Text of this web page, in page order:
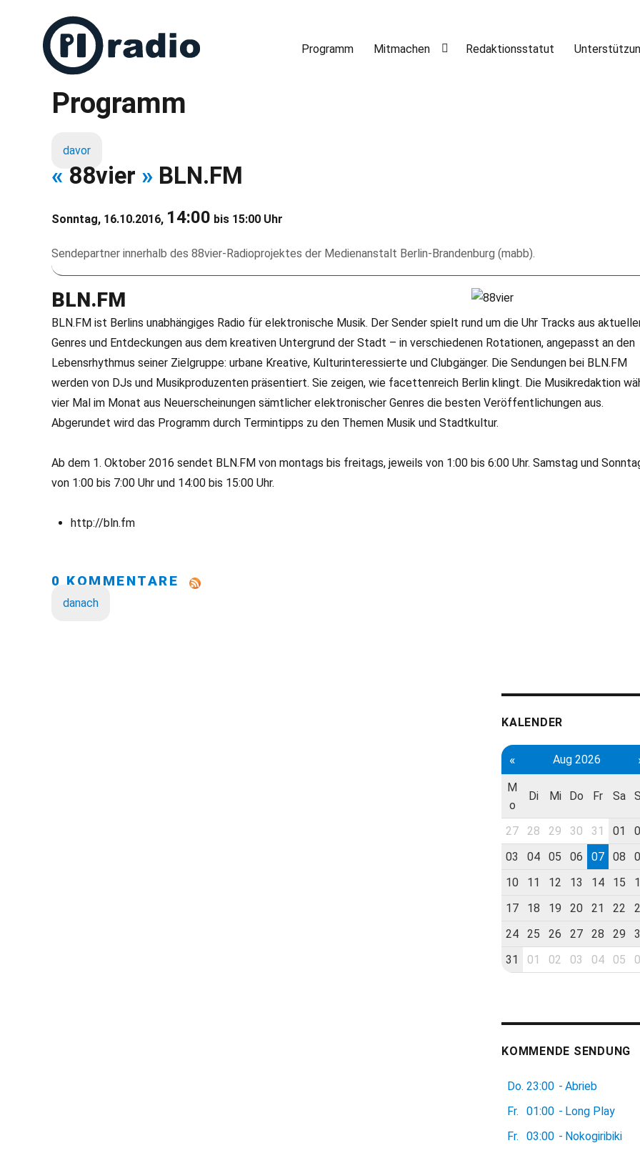
Freies Radio in Berlin
Programm Mitmachen Redaktionsstatut
Programm
davor
« 88vier » BLN.FM
Sonntag, 16.10.2016, 14:00 bis 15:00 Uhr
Sendepartner innerhalb des 88vier-Radioprojektes der Medienanstalt Berlin-Brandenburg (mabb).
BLN.FM
BLN.FM ist Berlins unabhängiges Radio für elektronische Musik. Der Sender spielt rund um die Uhr Tracks aus
Genres und Entdeckungen aus dem kreativen Untergrund der Stadt – in verschiedenen Rotationen, angepasst an den
Lebensrhythmus seiner Zielgruppe: urbane Kreative, Kulturinteressierte und Clubgänger. Die Sendungen bei BLN.FM
werden von DJs und Musikproduzenten präsentiert. Sie zeigen, wie facettenreich Berlin klingt. Die Musikredaktion
vier Mal im Monat aus Neuerscheinungen sämtlicher elektronischer Genres die besten Veröffentlichungen aus.
Abgerundet wird das Programm durch Termintipps zu den Themen Musik und Stadtkultur.
Ab dem 1. Oktober 2016 sendet BLN.FM von montags bis freitags, jeweils von 1:00 bis 6:00 Uhr. Samstag und
von 1:00 bis 7:00 Uhr und 14:00 bis 15:00 Uhr.
http://bln.fm
0 KOMMENTARE
danach
KALENDER
« Aug 2026
M
o
Di Mi Do Fr Sa
27 28 29 30 31 01
03
04 05 06 07 08
10
11 12 13 14 15
17
18 19 20 21 22
24
25 26 27 28 29
31
01 02 03 04 05
KOMMENDE SENDUNG
Do. 23:00 - Abrieb
Fr.
01:00 - Long Play
Fr.
03:00 - Nokogiribiki